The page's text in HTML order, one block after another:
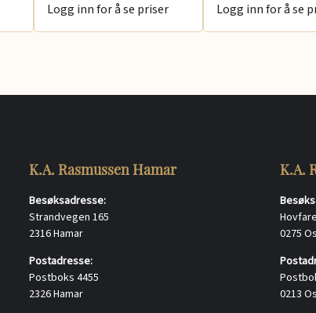
Logg inn for å se priser Logg inn for å se
K.A. Rasmussen Hamar
Besøksadresse:
Strandvegen 165
2316 Hamar
Postadresse:
Postboks 4455
2326 Hamar
K.A.
0275
0213